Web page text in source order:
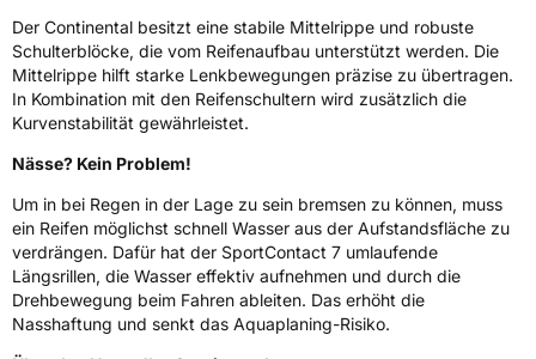
FahrzeugklasseC1
3PMSF / Schneeflockensymbol / Alpine-SymbolNein
834128
HerstellerkontaktContinental Reifen Deutschland GmbH
Continental-Plaza 1 30173 Hannover
Deutschland,
customerservice_tires@conti.de
Der Continental besitzt eine stabile Mittelrippe und robuste
Schulterblöcke, die vom Reifenaufbau unterstützt werden. Die
Mittelrippe hilft starke Lenkbewegungen präzise zu übertragen.
In Kombination mit den Reifenschultern wird zusätzlich die
Kurvenstabilität gewährleistet.
Nässe? Kein Problem!
Um in bei Regen in der Lage zu sein bremsen zu können, muss
ein Reifen möglichst schnell Wasser aus der Aufstandsfläche zu
verdrängen. Dafür hat der SportContact 7 umlaufende
Längsrillen, die Wasser effektiv aufnehmen und durch die
Drehbewegung beim Fahren ableiten. Das erhöht die
Nasshaftung und senkt das Aquaplaning-Risiko.